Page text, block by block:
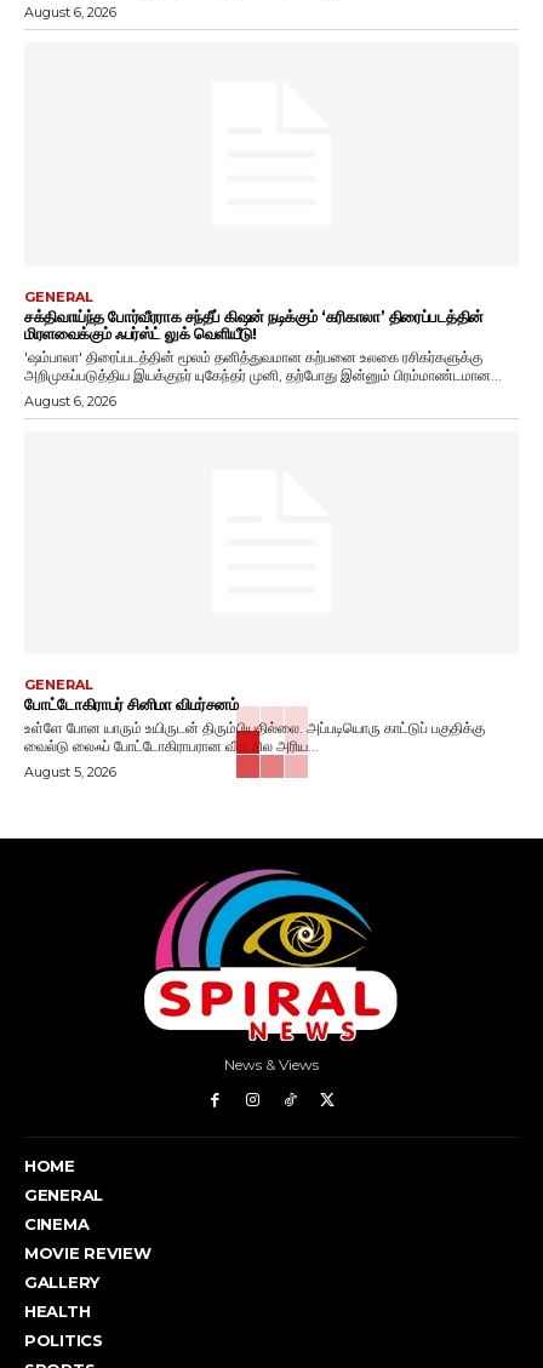
August 6, 2026
GENERAL
சக்திவாய்ந்த போர்வீரராக சந்தீப் கிஷன் நடிக்கும் ‘கரிகாலா’ திரைப்படத்தின்
மிரளவைக்கும் ஃபர்ஸ்ட் லுக் வெளியீடு!
'ஷம்பாலா' திரைப்படத்தின் மூலம் தனித்துவமான கற்பனை உலகை ரசிகர்களுக்கு
அறிமுகப்படுத்திய இயக்குநர் யுகேந்தர் முனி, தற்போது இன்னும் பிரம்மாண்டமான...
August 6, 2026
GENERAL
போட்டோகிராபர் சினிமா விமர்சனம்
உள்ளே போன யாரும் உயிருடன் திரும்பியதில்லை. அப்படியொரு காட்டுப் பகுதிக்கு
வைல்டு லைஃப் போட்டோகிராபரான வீரா சில அரிய...
August 5, 2026
News & Views
HOME
GENERAL
CINEMA
MOVIE REVIEW
GALLERY
HEALTH
POLITICS